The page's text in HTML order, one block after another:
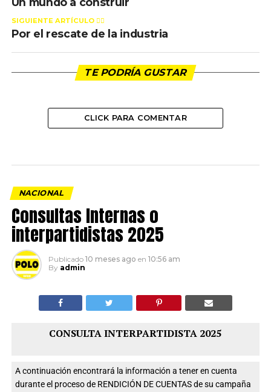
SIGUIENTE ARTÍCULO 👈🏻
Por el rescate de la industria
TE PODRÍA GUSTAR
CLICK PARA COMENTAR
NACIONAL
Consultas Internas o
interpartidistas 2025
Publicado 10 meses ago en 10:56 am
By admin
CONSULTA INTERPARTIDISTA 2025
A continuación encontrará la información a tener en cuenta
durante el proceso de RENDICIÓN DE CUENTAS de su campaña